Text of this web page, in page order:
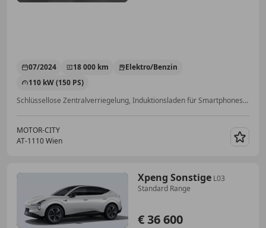
07/2024 18 000 km
Elektro/Benzin
110 kW (150 PS)
Schlüssellose Zentralverriegelung, Induktionsladen für Smartphones, Verkehrszeichenerkennung, Notbremsassistent, Isofix, Innenspiegel automatisch abblendend, ABS, ESP
MOTOR-CITY
AT-1110 Wien
Xpeng Sonstige L03
Standard Range
€ 36 600